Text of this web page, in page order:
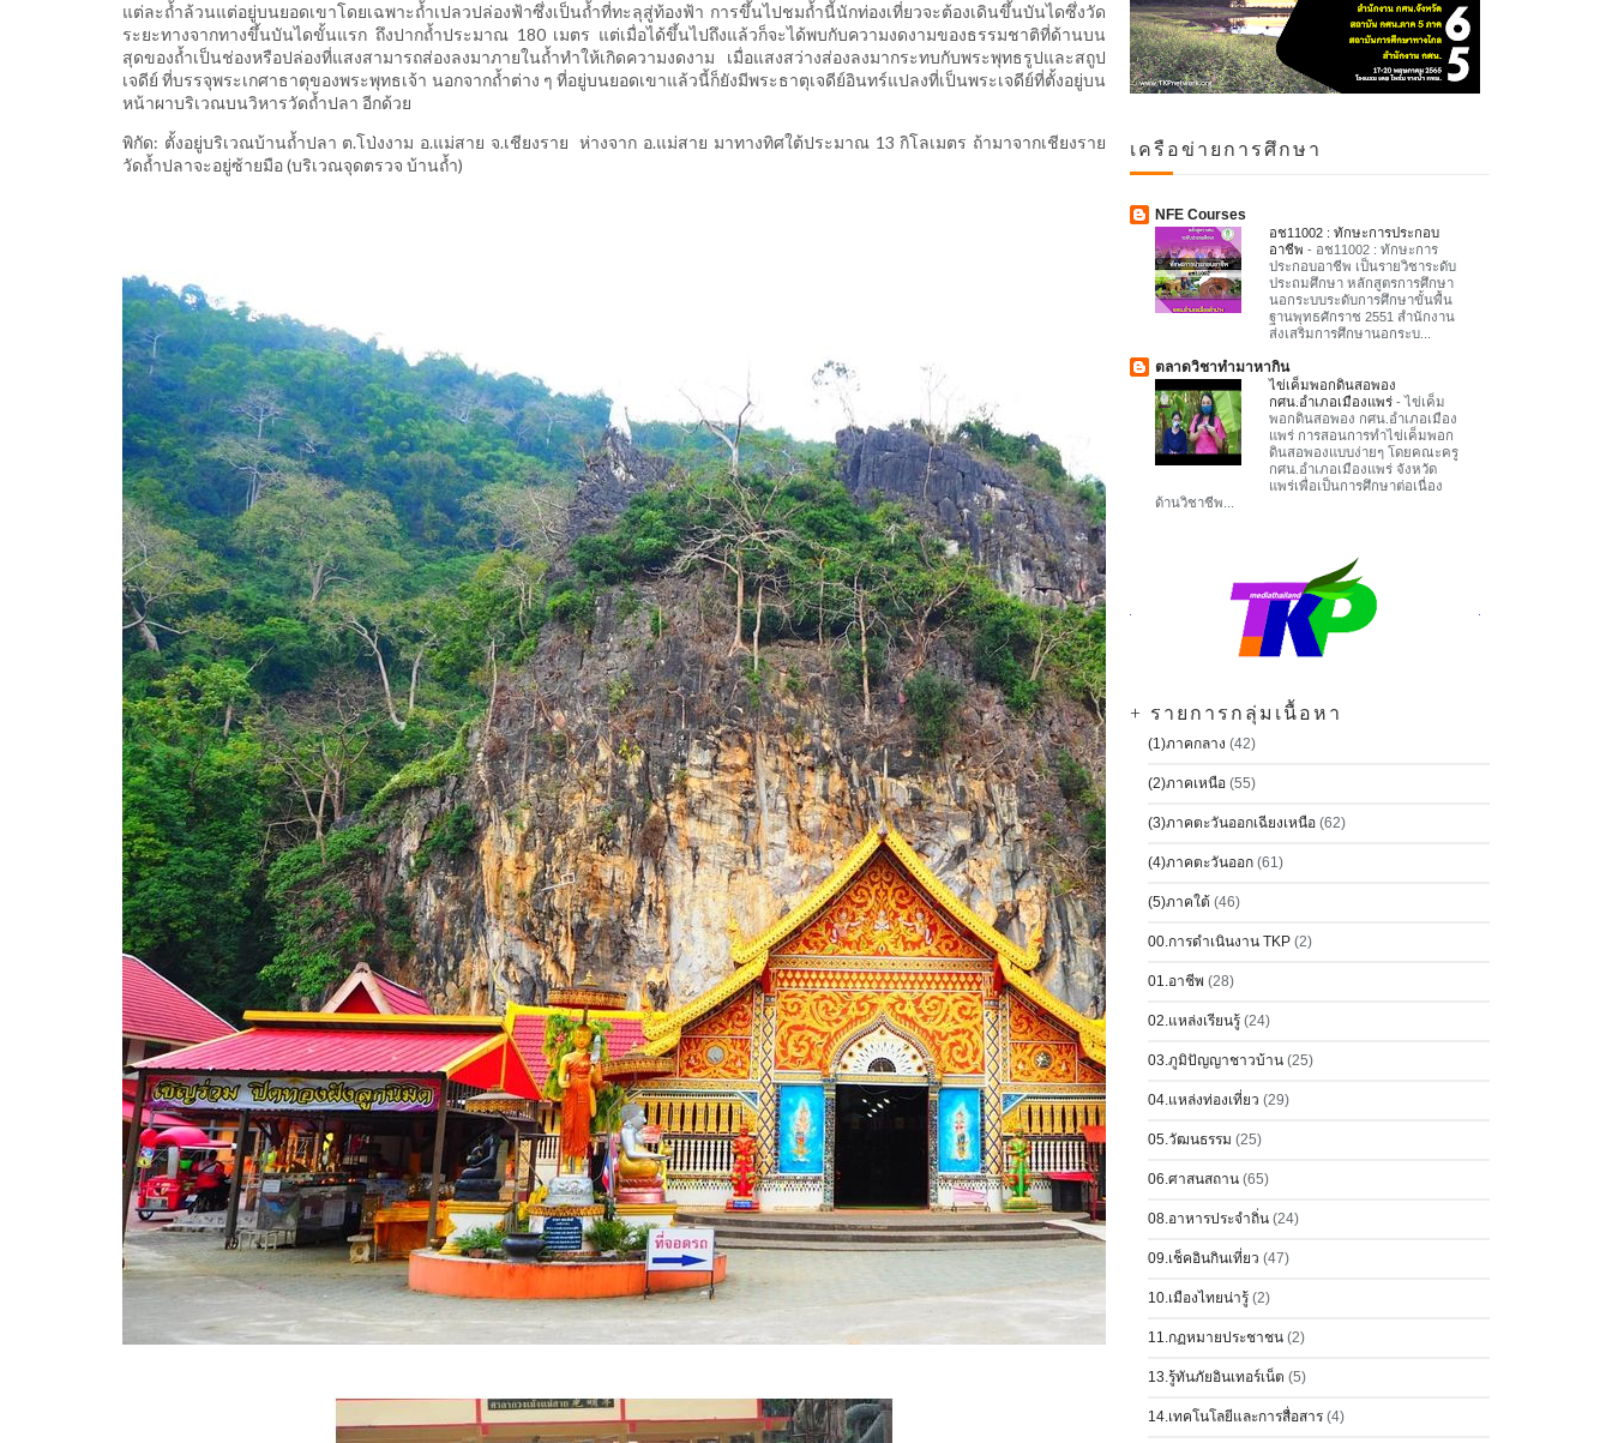
แต่ละถ้ำล้วนแต่อยู่บนยอดเขาโดยเฉพาะถ้ำเปลวปล่องฟ้าซึ่งเป็นถ้ำที่ทะลุสู่ท้องฟ้า การขึ้นไปชมถ้ำนี้นักท่องเที่ยวจะต้องเดินขึ้นบันไดซึ่งวัด
ระยะทางจากทางขึ้นบันไดขั้นแรก ถึงปากถ้ำประมาณ 180 เมตร แต่เมื่อได้ขึ้นไปถึงแล้วก็จะได้พบกับความงดงามของธรรมชาติที่ด้านบน
สุดของถ้ำเป็นช่องหรือปล่องที่แสงสามารถส่องลงมาภายในถ้ำทำให้เกิดความงดงาม เมื่อแสงสว่างส่องลงมากระทบกับพระพุทธรูปและสถูป
เจดีย์ ที่บรรจุพระเกศาธาตุของพระพุทธเจ้า นอกจากถ้ำต่าง ๆ ที่อยู่บนยอดเขาแล้วนี้ก็ยังมีพระธาตุเจดีย์อินทร์แปลงที่เป็นพระเจดีย์ที่ตั้งอยู่บน
หน้าผาบริเวณบนวิหารวัดถ้ำปลา อีกด้วย
พิกัด: ตั้งอยู่บริเวณบ้านถ้ำปลา ต.โป่งงาม อ.แม่สาย จ.เชียงราย ห่างจาก อ.แม่สาย มาทางทิศใต้ประมาณ 13 กิโลเมตร ถ้ามาจากเชียงราย
วัดถ้ำปลาจะอยู่ซ้ายมือ (บริเวณจุดตรวจ บ้านถ้ำ)
เครือข่ายการศึกษา
NFE Courses
อช11002 : ทักษะการประกอบ
อาชีพ - อช11002 : ทักษะการ
ประกอบอาชีพ เป็นรายวิชาระดับ
ประถมศึกษา หลักสูตรการศึกษา
นอกระบบระดับการศึกษาขั้นพื้น
ฐานพุทธศักราช 2551 สำนักงาน
ส่งเสริมการศึกษานอกระบ...
ตลาดวิชาทำมาหากิน
ไข่เค็มพอกดินสอพอง
กศน.อำเภอเมืองแพร่ -ไข่เค็ม
พอกดินสอพอง กศน.อำเภอเมือง
แพร่ การสอนการทำไข่เค็มพอก
ดินสอพองแบบง่ายๆ โดยคณะครู
กศน.อำเภอเมืองแพร่ จังหวัด
แพร่เพื่อเป็นการศึกษาต่อเนื่อง
ด้านวิชาชีพ...
+ รายการกลุ่มเนื้อหา
(1)ภาคกลาง (42)
(2)ภาคเหนือ (55)
(3)ภาคตะวันออกเฉียงเหนือ (62)
(4)ภาคตะวันออก (61)
(5)ภาคใต้ (46)
00.การดำเนินงาน TKP (2)
01.อาชีพ (28)
02.แหล่งเรียนรู้ (24)
03.ภูมิปัญญาชาวบ้าน (25)
04.แหล่งท่องเที่ยว (29)
05.วัฒนธรรม (25)
06.ศาสนสถาน (65)
08.อาหารประจำถิ่น (24)
09.เช็คอินกินเที่ยว (47)
10.เมืองไทยน่ารู้ (2)
11.กฏหมายประชาชน (2)
13.รู้ทันภัยอินเทอร์เน็ต (5)
14.เทคโนโลยีและการสื่อสาร (4)